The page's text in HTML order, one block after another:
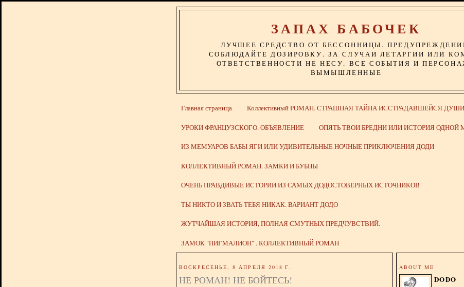
ЗАПАХ БАБОЧЕК
ЛУЧШЕЕ СРЕДСТВО ОТ БЕССОННИЦЫ.
СОБЛЮДАЙТЕ ДОЗИРОВКУ. ЗА СЛУЧАИ ЛЕТАРГИИ ИЛИ
ОТВЕТСТВЕННОСТИ НЕ НЕСУ. ВСЕ СОБЫТИЯ И
ВЫМЫШЛЕННЫЕ
Главная страница Коллективный РОМАН. СТРАШНАЯ ТАЙНА ИССТРАДАВШЕЙСЯ ДУШИ
УРОКИ ФРАНЦУЗСКОГО. ОБЪЯВЛЕНИЕ ОПЯТЬ ТВОИ БРЕДНИ ИЛИ ИСТОРИЯ
ИЗ МЕМУАРОВ БАБЫ ЯГИ ИЛИ УДИВИТЕЛЬНЫЕ НОЧНЫЕ ПРИКЛЮЧЕНИЯ ДОДИ
КОЛЛЕКТИВНЫЙ РОМАН. ЗАМКИ И БУБНЫ
ОЧЕНЬ ПРАВДИВЫЕ ИСТОРИИ ИЗ САМЫХ ДОДОСТОВЕРНЫХ ИСТОЧНИКОВ
ТЫ НИКТО И ЗВАТЬ ТЕБЯ НИКАК. ВАРИАНТ ДОДО
ЖУТЧАЙШАЯ ИСТОРИЯ, ПОЛНАЯ СМУТНЫХ ПРЕДЧУВСТВИЙ.
ЗАМОК "ПИГМАЛИОН" . КОЛЛЕКТИВНЫЙ РОМАН
ВОСКРЕСЕНЬЕ, 8 АПРЕЛЯ 2018 Г.
НЕ РОМАН! НЕ БОЙТЕСЬ!
ABOUT ME
DODO